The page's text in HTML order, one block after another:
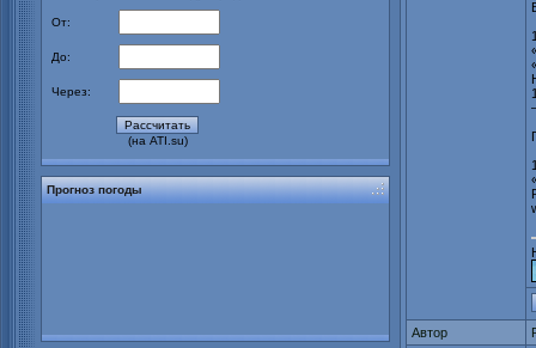
От:
До:
Через:
(на ATI.su)
Прогноз погоды
Автор